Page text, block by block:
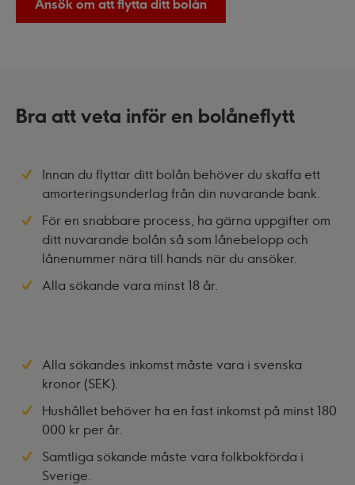
Ansök om att flytta ditt bolån
Bra att veta inför en bolåneflytt
Innan du flyttar ditt bolån behöver du skaffa ett
amorteringsunderlag från din nuvarande bank.
För en snabbare process, ha gärna uppgifter om
ditt nuvarande bolån så som lånebelopp och
lånenummer nära till hands när du ansöker.
Alla sökande vara minst 18 år.
Alla sökandes inkomst måste vara i svenska
kronor (SEK).
Hushållet behöver ha en fast inkomst på minst 180
000 kr per år.
Samtliga sökande måste vara folkbokförda i
Sverige.